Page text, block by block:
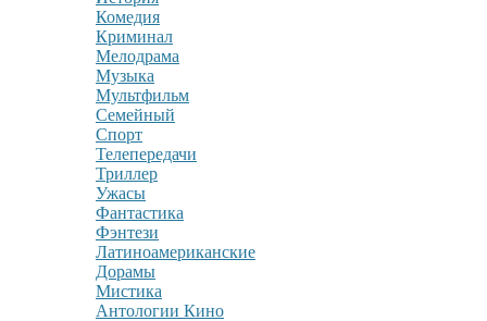
Комедия
Криминал
Мелодрама
Музыка
Мультфильм
Семейный
Спорт
Телепередачи
Триллер
Ужасы
Фантастика
Фэнтези
Латиноамериканские
Дорамы
Мистика
Антологии Кино